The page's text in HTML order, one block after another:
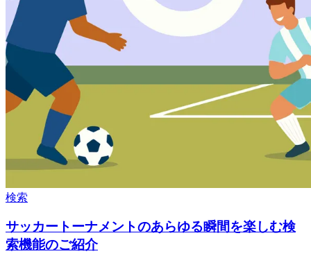
検索
サッカートーナメントのあらゆる瞬間を楽しむ検
索機能のご紹介